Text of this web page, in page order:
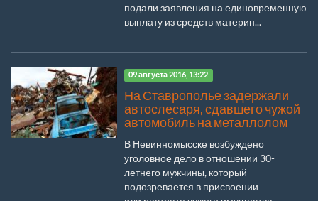
подали заявления на единовременную
выплату из средств материн...
09 августа 2016, 13:22
На Ставрополье задержали
автослесаря, сдавшего чужой
автомобиль на металлолом
В Невинномысске возбуждено
уголовное дело в отношении 30-
летнего мужчины, который
подозревается в присвоении